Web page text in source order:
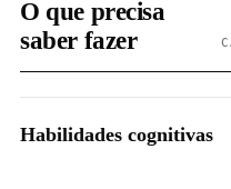
O que precisa
saber fazer
Habilidades cognitivas